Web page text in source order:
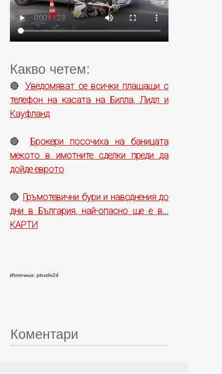
Какво четем:
🔴 Уведомяват се всички плащащи с
телефон на касата на Билла, Лидл и
Кауфланд
🔴
Брокери посочиха на баницата
мекото в имотните сделки преди да
дойде еврото
🔴 Гръмотевични бури и наводнения до
дни в България, най-опасно ще е в...
КАРТИ
Източник: plovdiv24
Коментари